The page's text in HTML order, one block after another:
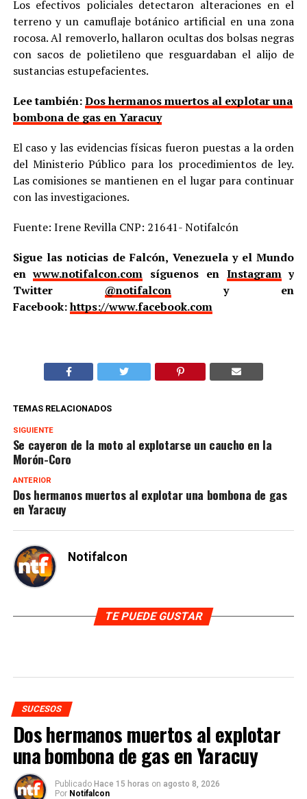
Los efectivos policiales detectaron alteraciones en el
terreno y un camuflaje botánico artificial en una zona
rocosa. Al removerlo, hallaron ocultas dos bolsas negras
con sacos de polietileno que resguardaban el alijo de
sustancias estupefacientes.
Lee también:Dos hermanos muertos al explotar una
bombona de gas en Yaracuy
El caso y las evidencias físicas fueron puestas a la orden
del Ministerio Público para los procedimientos de ley.
Las comisiones se mantienen en el lugar para continuar
con las investigaciones.
Fuente: Irene Revilla CNP: 21641- Notifalcón
Sigue las noticias de Falcón, Venezuela y el Mundo
enwww.notifalcon.com síguenos en Instagramy
Twitter @notifalcony en
Facebook:https://www.facebook.com
TEMAS RELACIONADOS
SIGUIENTE
Se cayeron de la moto al explotarse un caucho en la
Morón-Coro
ANTERIOR
Dos hermanos muertos al explotar una bombona de gas
en Yaracuy
Notifalcon
TE PUEDE GUSTAR
SUCESOS
Dos hermanos muertos al explotar
una bombona de gas en Yaracuy
Publicado Hace 15 horas on agosto 8, 2026
Por Notifalcon